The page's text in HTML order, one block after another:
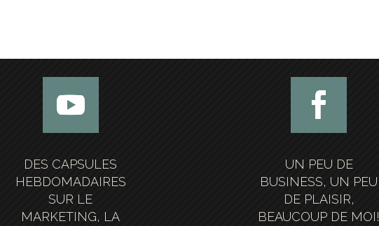
DES CAPSULES
HEBDOMADAIRES
SUR LE
MARKETING, LA
UN PEU DE
BUSINESS, UN PEU
DE PLAISIR,
BEAUCOUP DE MOI!